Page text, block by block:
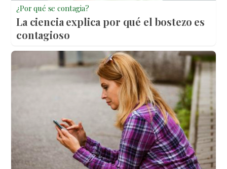
¿Por qué se contagia?
La ciencia explica por qué el bostezo es
contagioso